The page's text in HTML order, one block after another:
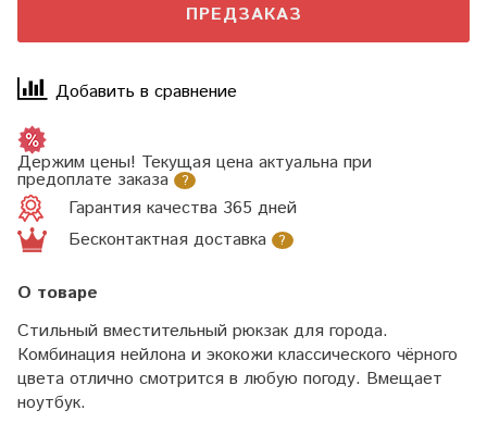
ПРЕДЗАКАЗ
Добавить в сравнение
Держим цены! Текущая цена актуальна при
предоплате заказа ?
Гарантия качества 365 дней
Бесконтактная доставка
?
О товаре
Стильный вместительный рюкзак для города.
Комбинация нейлона и экокожи классического чёрного
цвета отлично смотрится в любую погоду. Вмещает
ноутбук.